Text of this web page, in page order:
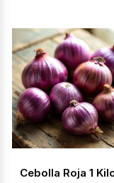
Cebolla Roja 1